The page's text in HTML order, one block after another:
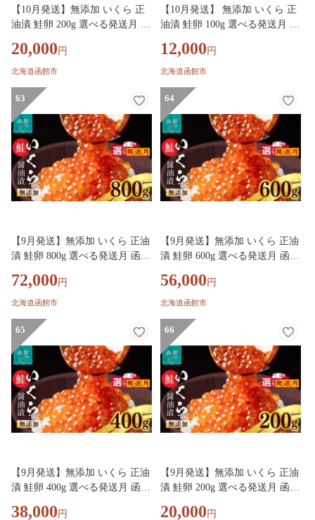
【10月発送】無添加 いくら 正
油漬 鮭卵 200g 選べる発送月 函
鮮 いくら丼 パスタ 海の宝石 食
感 贅沢 使い切りサイズ おにぎ
館 ふるさと グルメ お取り寄せ
送料無料_HD032-066-10
20,000 円
北海道函館市
【10月発送】 無添加 いくら 正
油漬 鮭卵 100g 選べる発送月 函
鮮 いくら丼 パスタ 海の宝石 食
感 贅沢 使い切りサイズ おにぎ
館 ふるさと グルメ お取り寄せ
送料無料_HD032-065-10
12,000 円
北海道函館市
63
【9月発送】無添加 いくら 正油
漬 鮭卵 800g 選べる発送月 函館
いくら丼 パスタ 海の宝石 食感
贅沢 使い切りサイズ おにぎり
ふるさと グルメ お取り寄せ 送
料無料_HD032-069-09
72,000 円
北海道函館市
64
【9月発送】無添加 いくら 正油
漬 鮭卵 600g 選べる発送月 函館
いくら丼 パスタ 海の宝石 食感
贅沢 使い切りサイズ おにぎり
ふるさと グルメ お取り寄せ 送
料無料_HD032-068-09
56,000 円
北海道函館市
65
【9月発送】無添加 いくら 正油
漬 鮭卵 400g 選べる発送月 函館
いくら丼 パスタ 海の宝石 食感
38,000 円
66
【9月発送】無添加 いくら 正油
漬 鮭卵 200g 選べる発送月 函館
いくら丼 パスタ 海の宝石 食感
20,000 円